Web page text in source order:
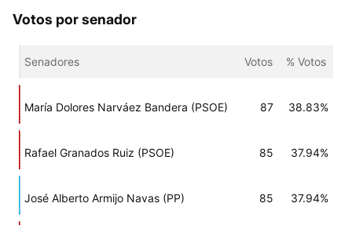
Votos por senador
Senadores Votos % Votos
María Dolores Narváez Bandera (PSOE) 87 38.83%
Rafael Granados Ruiz (PSOE) 85 37.94%
José Alberto Armijo Navas (PP) 85 37.94%